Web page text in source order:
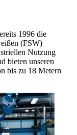
1996 die
(FSW)
Nutzung
bieten unseren
bis zu 18 Metern